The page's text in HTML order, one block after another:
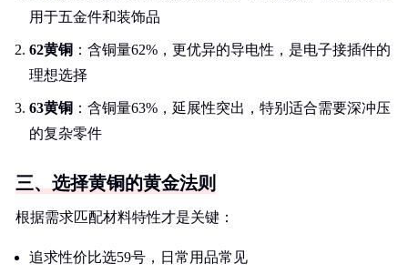
用于五金件和装饰品
62黄铜 ：含铜量62%，更优异的导电性，是电子接插件的
理想选择
63黄铜 ：含铜量63%，延展性突出，特别适合需要深冲压
的复杂零件
三、选择黄铜的黄金法则
根据需求匹配材料特性才是关键：
追求性价比选59号，日常用品常见